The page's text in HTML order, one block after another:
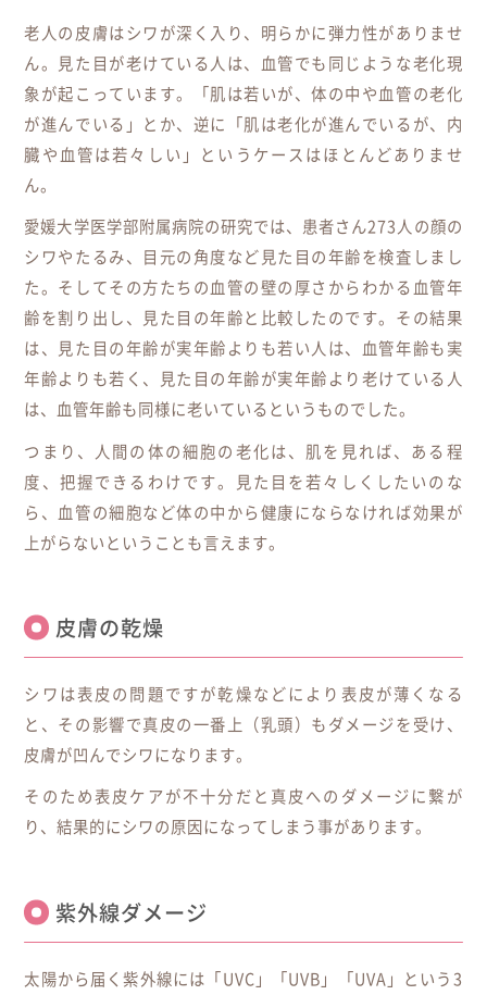
老人の皮膚はシワが深く入り、明らかに弾力性がありませ
ん。見た目が老けている人は、血管でも同じような老化現
象が起こっています。「肌は若いが、体の中や血管の老化
が進んでいる」とか、逆に「肌は老化が進んでいるが、内
臓や血管は若々しい」というケースはほとんどありませ
ん。
愛媛大学医学部附属病院の研究では、患者さん273人の顔の
シワやたるみ、目元の角度など見た目の年齢を検査しまし
た。そしてその方たちの血管の壁の厚さからわかる血管年
齢を割り出し、見た目の年齢と比較したのです。その結果
は、見た目の年齢が実年齢よりも若い人は、血管年齢も実
年齢よりも若く、見た目の年齢が実年齢より老けている人
は、血管年齢も同様に老いているというものでした。
つまり、人間の体の細胞の老化は、肌を見れば、ある程
度、把握できるわけです。見た目を若々しくしたいのな
ら、血管の細胞など体の中から健康にならなければ効果が
上がらないということも言えます。
皮膚の乾燥
シワは表皮の問題ですが乾燥などにより表皮が薄くなる
と、その影響で真皮の一番上（乳頭）もダメージを受け、
皮膚が凹んでシワになります。
そのため表皮ケアが不十分だと真皮へのダメージに繋が
り、結果的にシワの原因になってしまう事があります。
紫外線ダメージ
太陽から届く紫外線には「UVC」「UVB」「UVA」という3